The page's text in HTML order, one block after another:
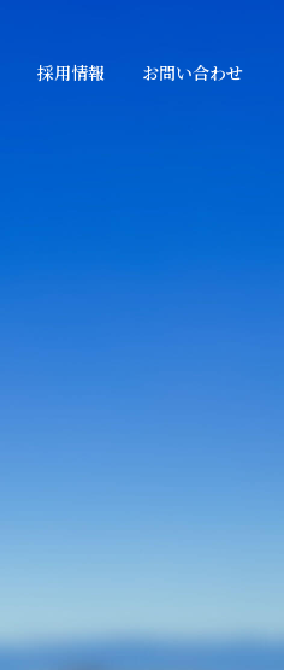
採用情報 お問い合わせ